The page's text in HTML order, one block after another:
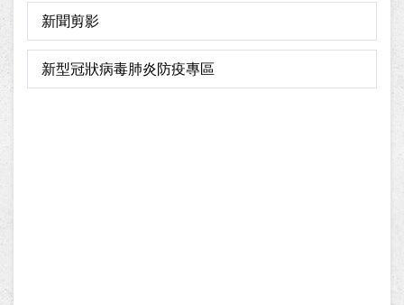
新聞剪影
新型冠狀病毒肺炎防疫專區